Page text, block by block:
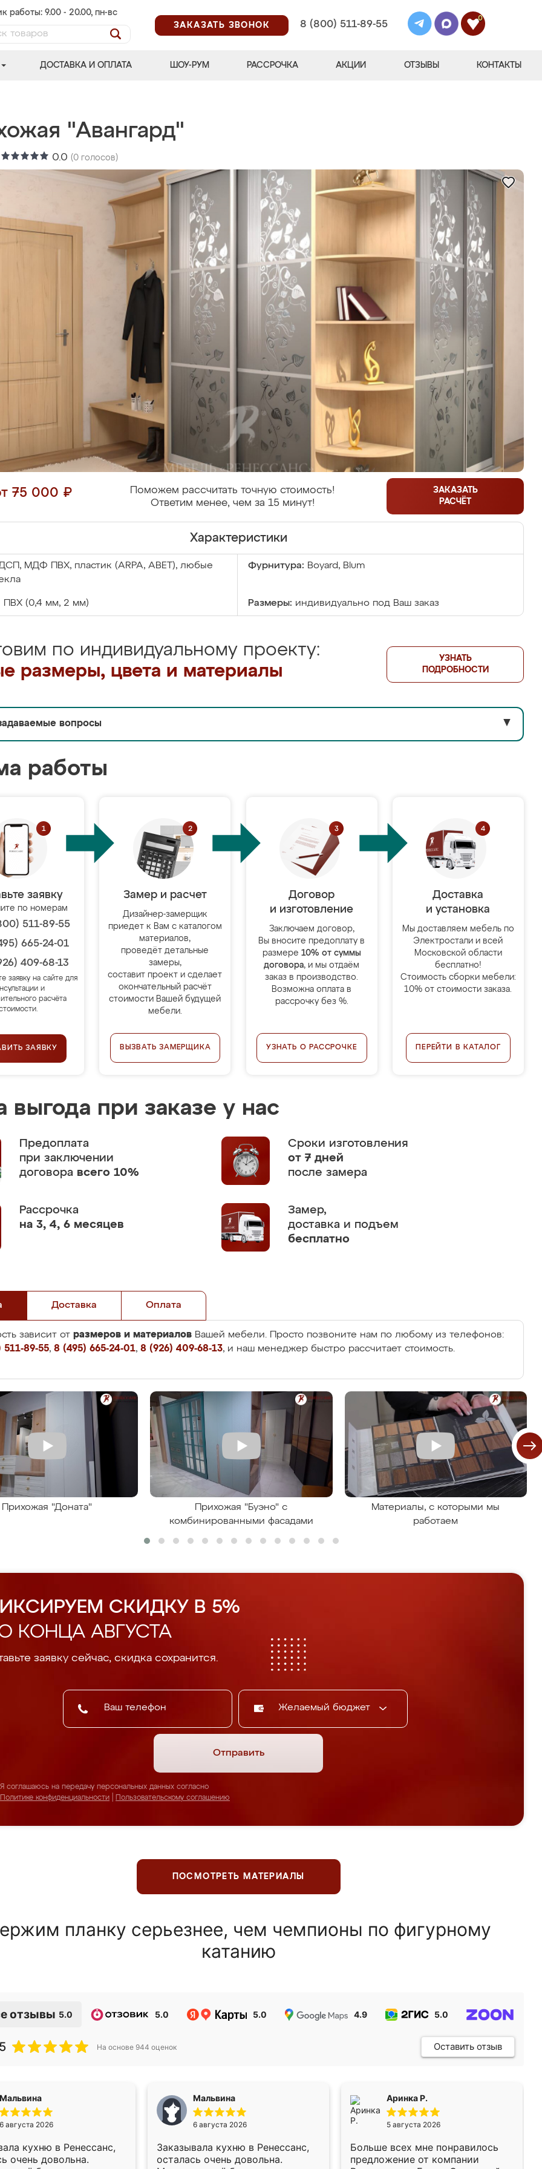
работы: 9.00 - 20.00, пн-вс
ЗАКАЗАТЬ ЗВОНОК
8 (800) 511-89-55
0
ДОСТАВКА И ОПЛАТА ШОУ-РУМ РАССРОЧКА АКЦИИ ОТЗЫВЫ КОНТАКТЫ
"Авангард"
0.0 (0 голосов)
75 000 ₽
Поможем рассчитать точную стоимость!
Ответим менее, чем за 15 минут!
ЗАКАЗАТЬ
РАСЧЁТ
Характеристики
МДФ ПВХ, пластик (ARPA, ABET), любые
Фурнитура: Boyard, Blum
ПВХ (0,4 мм, 2 мм) Размеры: индивидуально под Ваш заказ
по индивидуальному проекту:
размеры, цвета и материалы
УЗНАТЬ
ПОДРОБНОСТИ
вопросы ▼
работы
заявку
по номерам
511-89-55
665-24-01
409-68-13
заявку на сайте для
и
расчёта
ЗАЯВКУ
Замер и расчет
Дизайнер-замерщик
приедет к Вам с каталогом
материалов,
проведёт детальные
замеры,
составит проект и сделает
окончательный расчёт
стоимости Вашей будущей
мебели.
ВЫЗВАТЬ ЗАМЕРЩИКА
Договор
и изготовление
Заключаем договор,
Вы вносите предоплату в
размере 10% от суммы
договора, и мы отдаём
заказ в производство.
Возможна оплата в
рассрочку без %.
УЗНАТЬ О РАССРОЧКЕ
Доставка
и установка
Мы доставляем мебель по
Электростали и всей
Московской области
бесплатно!
Стоимость сборки мебели:
10% от стоимости заказа.
ПЕРЕЙТИ В КАТАЛОГ
выгода при заказе у нас
Предоплата
при заключении
договора всего 10%
Сроки изготовления
от 7 дней
после замера
Рассрочка
на 3, 4, 6 месяцев
Замер,
доставка и подъем
бесплатно
Доставка Оплата
зависит от размеров и материалов Вашей мебели. Просто позвоните нам по любому из телефонов:
89-55, 8 (495) 665-24-01, 8 (926) 409-68-13, и наш менеджер быстро рассчитает стоимость.
Прихожая "Доната"
Прихожая "Буэно" с
комбинированными фасадами
Материалы, с которыми мы
работаем
СКИДКУ В 5%
КОНЦА АВГУСТА
заявку сейчас, скидка сохранится.
Желаемый бюджет
Отправить
Я соглашаюсь на передачу персональных данных согласно
Политике конфиденциальности
Пользовательскому соглашению
ПОСМОТРЕТЬ МАТЕРИАЛЫ
планку серьезнее, чем чемпионы по фигурному
катанию
отзывы 5.0 5.0 5.0 4.9 5.0
На основе 944 оценок Оставить отзыв
Мальвина
6 августа 2026
кухню в Ренессанс,
очень довольна.
Мальвина
6 августа 2026
Заказывала кухню в Ренессанс,
осталась очень довольна.
Аринка Р.
5 августа 2026
Больше всех мне понравилось
предложение от компании